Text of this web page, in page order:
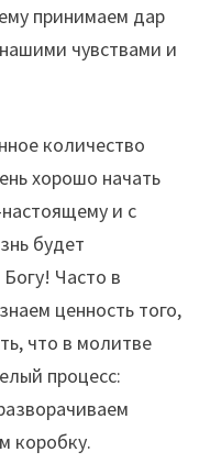
принимаем дар
чувствами и
количество
хорошо начать
и с
будет
Часто в
ценность того,
что в молитве
процесс:
коробку.